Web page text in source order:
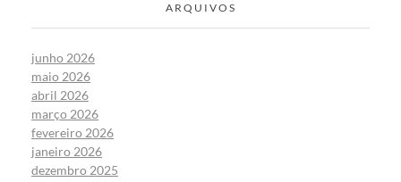
ARQUIVOS
junho 2026
maio 2026
abril 2026
março 2026
fevereiro 2026
janeiro 2026
dezembro 2025